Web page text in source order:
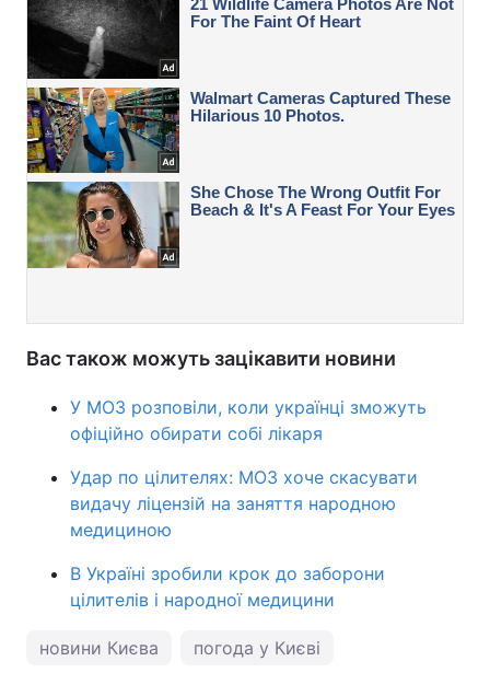
Вас також можуть зацікавити новини
У МОЗ розповіли, коли українці зможуть
офіційно обирати собі лікаря
Удар по цілителях: МОЗ хоче скасувати
видачу ліцензій на заняття народною
медициною
В Україні зробили крок до заборони
цілителів і народної медицини
новини Києва погода у Києві